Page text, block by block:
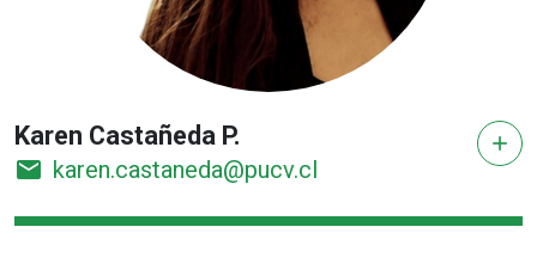
Karen Castañeda P.
email karen.castaneda@pucv.cl
add